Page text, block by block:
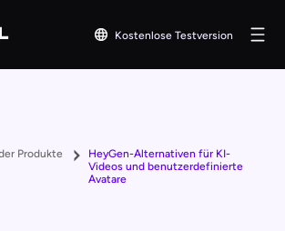
Kostenlose Testversion
Produkte
HeyGen-Alternativen für KI-
Videos und benutzerdefinierte
Avatare